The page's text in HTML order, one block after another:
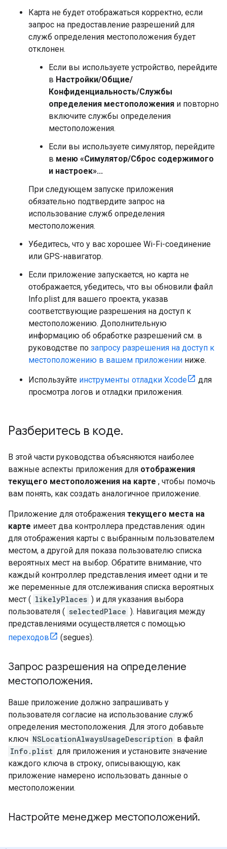
Карта не будет отображаться корректно, если
запрос на предоставление разрешений для
служб определения местоположения будет
отклонен.
Если вы используете устройство, перейдите
в Настройки/Общие/
Конфиденциальность/Службы
определения местоположения и повторно
включите службы определения
местоположения.
Если вы используете симулятор, перейдите
в меню «Симулятор/Сброс содержимого
и настроек»...
При следующем запуске приложения
обязательно подтвердите запрос на
использование служб определения
местоположения.
Убедитесь, что у вас хорошее Wi-Fi-соединение
или GPS-навигатор.
Если приложение запускается, но карта не
отображается, убедитесь, что вы обновили файл
Info.plist для вашего проекта, указав
соответствующие разрешения на доступ к
местоположению. Дополнительную
информацию об обработке разрешений см. в
руководстве по запросу разрешения на доступ к
местоположению в вашем приложении ниже.
Используйте инструменты отладки Xcode
для
просмотра логов и отладки приложения.
Разберитесь в коде.
В этой части руководства объясняются наиболее
важные аспекты приложения для отображения
текущего местоположения на карте , чтобы помочь
вам понять, как создать аналогичное приложение.
Приложение для отображения текущего места на
карте имеет два контроллера представления: один
для отображения карты с выбранным пользователем
местом, а другой для показа пользователю списка
вероятных мест на выбор. Обратите внимание, что
каждый контроллер представления имеет одни и те
же переменные для отслеживания списка вероятных
мест ( likelyPlaces ) и для указания выбора
пользователя ( selectedPlace ). Навигация между
представлениями осуществляется с помощью
переходов
(segues).
Запрос разрешения на определение
местоположения.
Ваше приложение должно запрашивать у
пользователя согласие на использование служб
определения местоположения. Для этого добавьте
ключ NSLocationAlwaysUsageDescription в файл
Info.plist для приложения и установите значение
каждого ключа в строку, описывающую, как
приложение намерено использовать данные о
местоположении.
Настройте менеджер местоположений.